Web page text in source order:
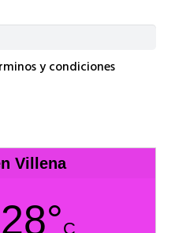
y condiciones
Villena
28°C